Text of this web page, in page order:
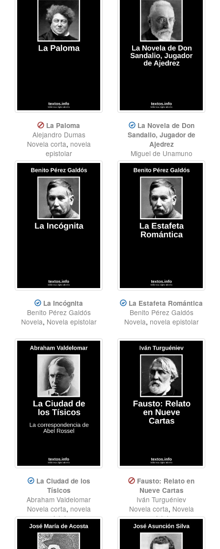
La Paloma
Alejandro Dumas
Novela corta, novela
epistolar
La Novela de Don
Sandalio, Jugador de
Ajedrez
Miguel de Unamuno
Novela corta,novela
epistolar
La Incógnita
Benito Pérez Galdós
Novela, Novela epistolar
La Estafeta Romántica
Benito Pérez Galdós
Novela, novela epistolar
La Ciudad de los
Tísicos
Abraham Valdelomar
Novela corta, novela
epistolar
Fausto: Relato en
Nueve Cartas
Iván Turguéniev
Novela corta, Novela
epistolar